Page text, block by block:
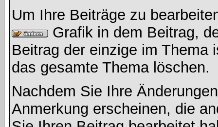
Um Ihre Beiträge zu
Grafik in dem Beitrag,
Beitrag der einzige im Thema
das gesamte Thema löschen.
Nachdem Sie Ihre
Anmerkung erscheinen, die